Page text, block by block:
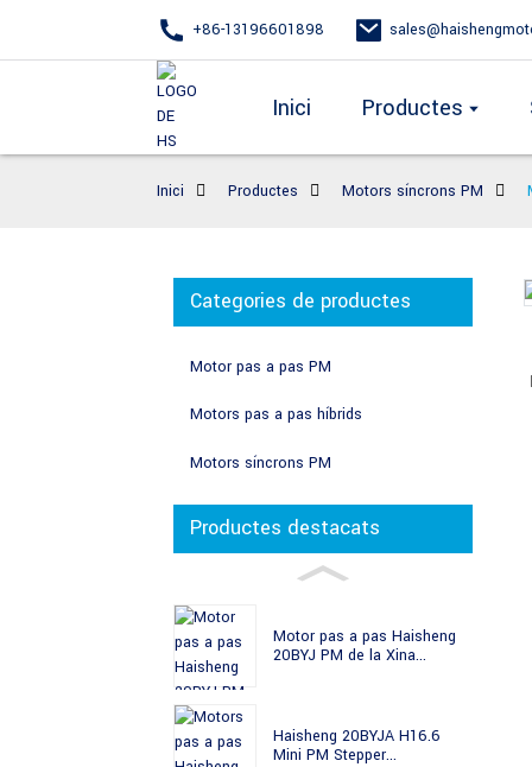
+86-13196601898
Inici Productes
Inici Productes Motors síncrons PM
Categories de productes
Motor pas a pas PM
Motors pas a pas híbrids
Motors síncrons PM
Productes destacats
Motor pas a pas Haisheng
20BYJ PM de la Xina...
Haisheng 20BYJA H16.6
Mini PM Stepper...